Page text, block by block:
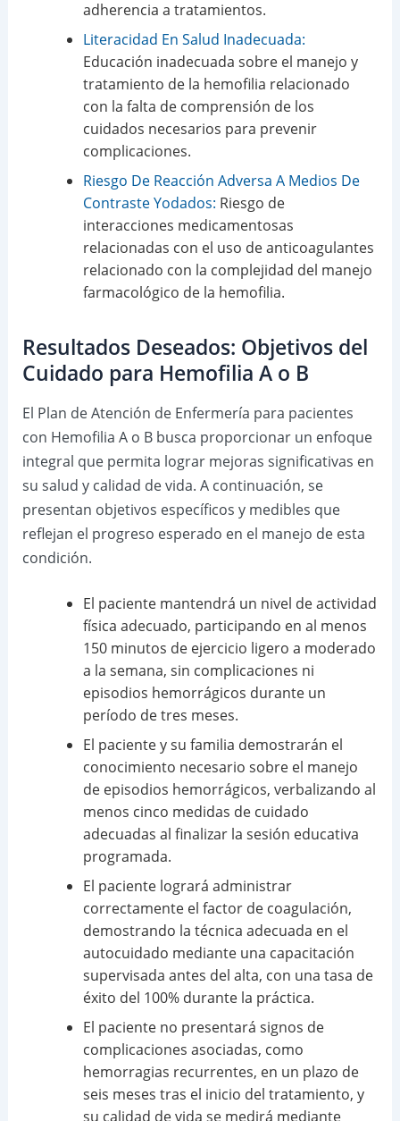
adherencia a tratamientos.
Literacidad En Salud Inadecuada:
Educación inadecuada sobre el manejo y
tratamiento de la hemofilia relacionado
con la falta de comprensión de los
cuidados necesarios para prevenir
complicaciones.
Riesgo De Reacción Adversa A Medios De
Contraste Yodados: Riesgo de
interacciones medicamentosas
relacionadas con el uso de anticoagulantes
relacionado con la complejidad del manejo
farmacológico de la hemofilia.
Resultados Deseados: Objetivos del
Cuidado para Hemofilia A o B
El Plan de Atención de Enfermería para pacientes
con Hemofilia A o B busca proporcionar un enfoque
integral que permita lograr mejoras significativas en
su salud y calidad de vida. A continuación, se
presentan objetivos específicos y medibles que
reflejan el progreso esperado en el manejo de esta
condición.
El paciente mantendrá un nivel de actividad
física adecuado, participando en al menos
150 minutos de ejercicio ligero a moderado
a la semana, sin complicaciones ni
episodios hemorrágicos durante un
período de tres meses.
El paciente y su familia demostrarán el
conocimiento necesario sobre el manejo
de episodios hemorrágicos, verbalizando al
menos cinco medidas de cuidado
adecuadas al finalizar la sesión educativa
programada.
El paciente logrará administrar
correctamente el factor de coagulación,
demostrando la técnica adecuada en el
autocuidado mediante una capacitación
supervisada antes del alta, con una tasa de
éxito del 100% durante la práctica.
El paciente no presentará signos de
complicaciones asociadas, como
hemorragias recurrentes, en un plazo de
seis meses tras el inicio del tratamiento, y
su calidad de vida se medirá mediante